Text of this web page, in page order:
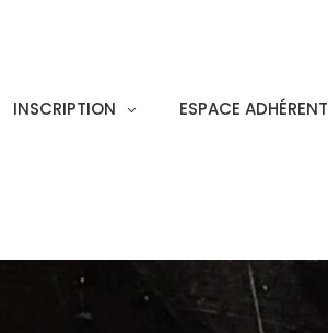
INSCRIPTION ESPACE ADHÉRENT